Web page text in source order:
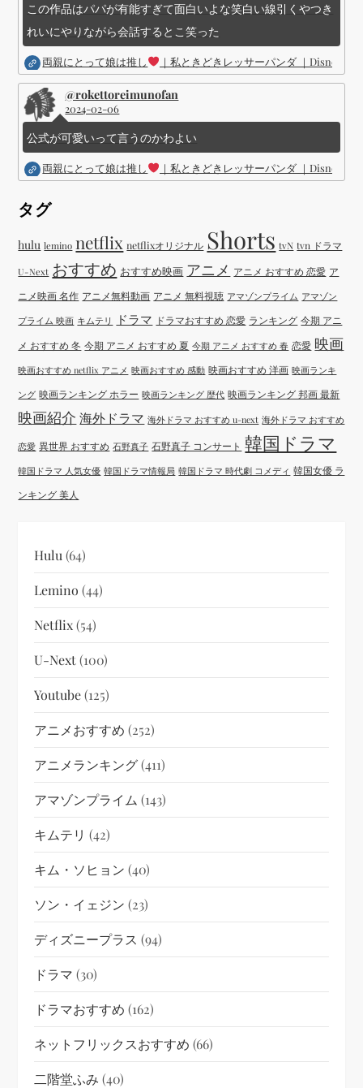
この作品はパパが有能すぎて面白いよな笑白い線引くやつき
れいにやりながら会話するとこ笑った
両親にとって娘は推し ｜私ときどきレッサーパンダ ｜Disney (
@rokettoreimunofan
2024-02-06
公式が可愛いって言うのかわよい
両親にとって娘は推し ｜私ときどきレッサーパンダ ｜Disney (
タグ
hulu lemino netflix netflixオリジナル Shorts tvN tvn ドラマ
U-Next おすすめ おすすめ映画 アニメ アニメ おすすめ 恋愛 ア
ニメ映画 名作 アニメ無料動画 アニメ 無料視聴 アマゾンプライム アマゾン
プライム 映画 キムテリ ドラマ ドラマおすすめ 恋愛 ランキング 今期 アニ
メ おすすめ 冬 今期 アニメ おすすめ 夏 今期 アニメ おすすめ 春 恋愛 映画
映画おすすめ netflix アニメ 映画おすすめ 感動 映画おすすめ 洋画 映画ランキ
ング 映画ランキング ホラー 映画ランキング 歴代 映画ランキング 邦画 最新
映画紹介 海外ドラマ 海外ドラマ おすすめ u-next 海外ドラマ おすすめ
恋愛 異世界 おすすめ 石野真子 石野真子 コンサート 韓国ドラマ
韓国ドラマ 人気女優 韓国ドラマ情報局 韓国ドラマ 時代劇 コメディ 韓国女優 ラ
ンキング 美人
Hulu (64)
Lemino (44)
Netflix(54)
U-Next(100)
Youtube(125)
アニメおすすめ (252)
アニメランキング(411)
アマゾンプライム (143)
キムテリ (42)
キム・ソヒョン (40)
ソン・イェジン (23)
ディズニープラス (94)
ドラマ (30)
ドラマおすすめ (162)
ネットフリックスおすすめ (66)
二階堂ふみ (40)